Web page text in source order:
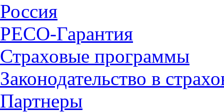
Россия
РЕСО-Гарантия
Страховые программы
Законодательство в
Партнеры